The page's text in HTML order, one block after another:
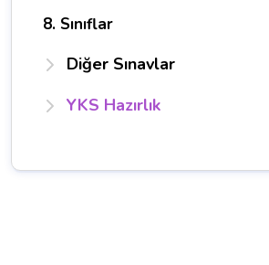
8. Sınıflar
Diğer Sınavlar
YKS Hazırlık